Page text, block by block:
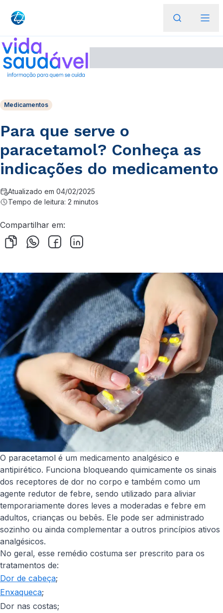
Medicamentos
Para que serve o
paracetamol? Conheça as
indicações do medicamento
Atualizado em 04/02/2025
Tempo de leitura: 2 minutos
Compartilhar em:
O paracetamol é um medicamento analgésico e
antipirético. Funciona bloqueando quimicamente os sinais
dos receptores de dor no corpo e também como um
agente redutor de febre, sendo utilizado para aliviar
temporariamente dores leves a moderadas e febre em
adultos, crianças ou bebês. Ele pode ser administrado
sozinho ou ainda complementar a outros princípios ativos
analgésicos.
No geral, esse remédio costuma ser prescrito para os
tratamentos de:
Dor de cabeça;
Enxaqueca;
Dor nas costas;